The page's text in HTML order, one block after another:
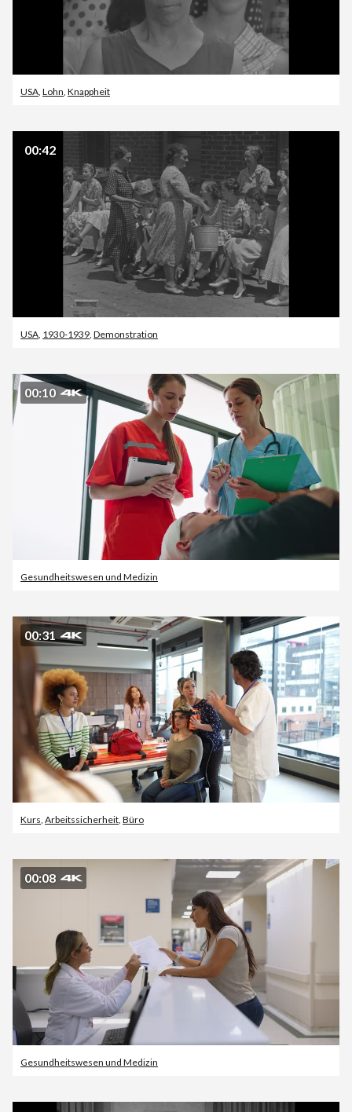
USA Lohn Knappheit
00:42
USA 1930-1939 Demonstration
00:10
Gesundheitswesen und Medizin
00:31
Kurs Arbeitssicherheit Büro
00:08
Gesundheitswesen und Medizin